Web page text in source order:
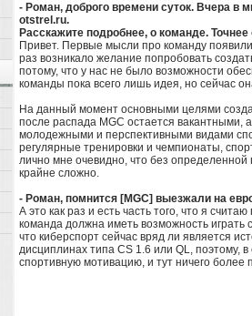
- Роман, доброго времени суток. Вчера в
otstrel.ru.
Расскажите подробнее, о команде.
Привет. Первые мысли про команду
раз возникало желание попробовать
потому, что у нас не было возможности
команды пока всего лишь идея, но сейчас
На данный момент основными целями
после распада MGC остается
молодежными и перспективными видами
регулярные тренировки и чемпионаты,
лично мне очевидно, что без определенной
крайне сложно.
- Роман, помнится [MGC] выезжали на
А это как раз и есть часть того, что я
команда должна иметь возможность
что киберспорт сейчас вряд ли является
дисциплинах типа CS 1.6 или QL, поэтому,
спортивную мотивацию, и тут ничего более